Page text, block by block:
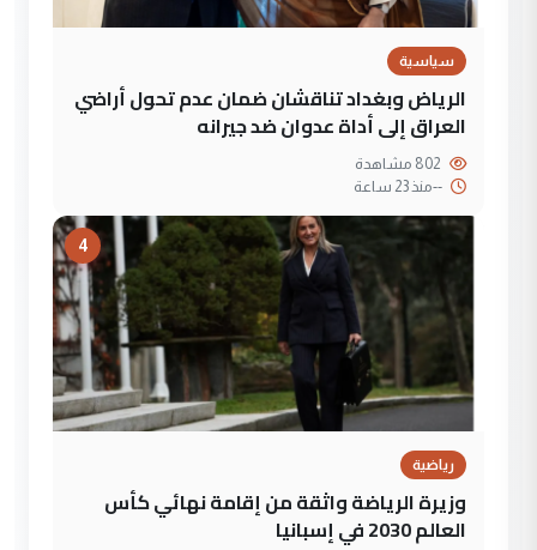
سياسية
الرياض وبغداد تناقشان ضمان عدم تحول أراضي
العراق إلى أداة عدوان ضد جيرانه
--منذ 23 ساعة
4
رياضية
وزيرة الرياضة واثقة من إقامة نهائي كأس
العالم 2030 في إسبانيا